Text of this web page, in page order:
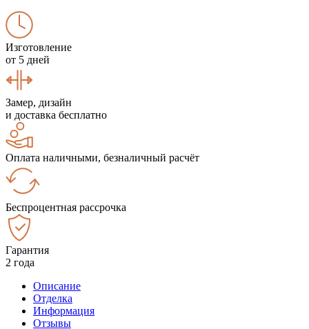
Изготовление
от 5 дней
Замер, дизайн
и доставка бесплатно
Оплата наличными, безналичный расчёт
Беспроцентная рассрочка
Гарантия
2 года
Описание
Отделка
Информация
Отзывы